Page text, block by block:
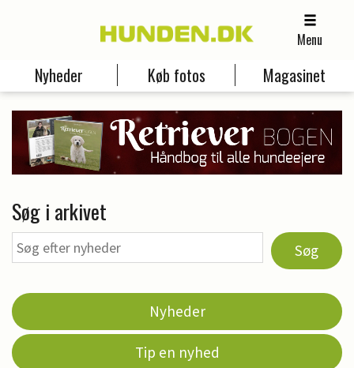
Menu
Nyheder Køb fotos Magasinet
Søg i arkivet
Søg
Nyheder
Tip en nyhed